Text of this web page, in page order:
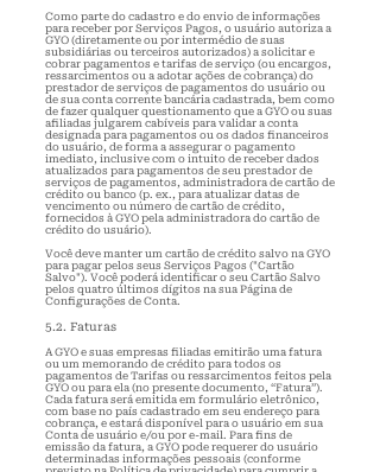
Como parte do cadastro e do envio de informações
para receber por Serviços Pagos, o usuário autoriza a
GYO (diretamente ou por intermédio de suas
subsidiárias ou terceiros autorizados) a solicitar e
cobrar pagamentos e tarifas de serviço (ou encargos,
ressarcimentos ou a adotar ações de cobrança) do
prestador de serviços de pagamentos do usuário ou
de sua conta corrente bancária cadastrada, bem como
de fazer qualquer questionamento que a GYO ou suas
afiliadas julgarem cabíveis para validar a conta
designada para pagamentos ou os dados financeiros
do usuário, de forma a assegurar o pagamento
imediato, inclusive com o intuito de receber dados
atualizados para pagamentos de seu prestador de
serviços de pagamentos, administradora de cartão de
crédito ou banco (p. ex., para atualizar datas de
vencimento ou número de cartão de crédito,
fornecidos à GYO pela administradora do cartão de
crédito do usuário).
Você deve manter um cartão de crédito salvo na GYO
para pagar pelos seus Serviços Pagos ("Cartão
Salvo"). Você poderá identificar o seu Cartão Salvo
pelos quatro últimos dígitos na sua Página de
Configurações de Conta.
5.2. Faturas
A GYO e suas empresas filiadas emitirão uma fatura
ou um memorando de crédito para todos os
pagamentos de Tarifas ou ressarcimentos feitos pela
GYO ou para ela (no presente documento, “Fatura”).
Cada fatura será emitida em formulário eletrônico,
com base no país cadastrado em seu endereço para
cobrança, e estará disponível para o usuário em sua
Conta de usuário e/ou por e-mail. Para fins de
emissão da fatura, a GYO pode requerer do usuário
determinadas informações pessoais (conforme